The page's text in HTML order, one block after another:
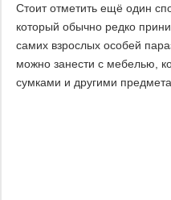
Стоит отметить ещё один
который обычно редко
самих взрослых особей
можно занести с мебелью,
сумками и другими